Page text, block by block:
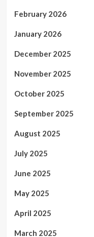
February 2026
January 2026
December 2025
November 2025
October 2025
September 2025
August 2025
July 2025
June 2025
May 2025
April 2025
March 2025